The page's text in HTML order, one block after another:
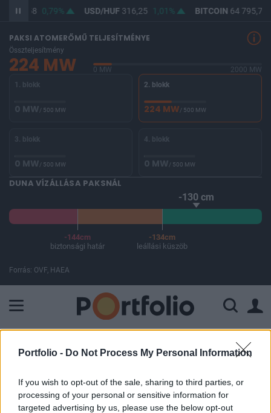
Portfolio - Do Not Process My Personal Information
If you wish to opt-out of the sale, sharing to third parties, or
processing of your personal or sensitive information for
targeted advertising by us, please use the below opt-out
364,58 0,79% USD/HUF316,25 1,01% BITCOIN 64 795,78
PAKSI ATOMERŐMŰ TELJESÍTMÉNYE
Összteljesítmény
224 MW 0 MW
2000 MW
1. blokk
0 MW/ 500 MW
2. blokk
224 MW/ 500 MW
3. blokk
0 MW/ 500 MW
4. blokk
0 MW/ 500 MW
DUNA VÍZÁLLÁSA PAKSNÁL
-130 cm
-144cm
biztonsági határ
-134cm
leállási küszöb
Forrás: OVF, HAEA
ELŐFIZETŐI TARTALOM
Sanader a MOL esélyeiről
Horvátországban